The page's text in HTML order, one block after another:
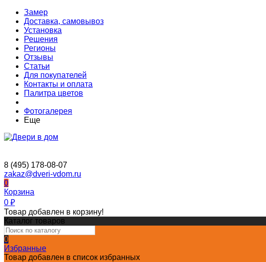
Замер
Доставка, самовывоз
Установка
Решения
Регионы
Отзывы
Статьи
Для покупателей
Контакты и оплата
Палитра цветов
Фотогалерея
Еще
8 (495) 178-08-07
zakaz@dveri-vdom.ru
0
Корзина
0 ₽
Товар добавлен в корзину!
Каталог товаров
0
Избранные
Товар добавлен в список избранных